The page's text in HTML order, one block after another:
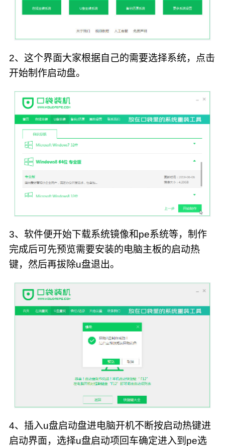
2、这个界面大家根据自己的需要选择系统，点击
开始制作启动盘。
3、软件便开始下载系统镜像和pe系统等，制作
完成后可先预览需要安装的电脑主板的启动热
键，然后再拔除u盘退出。
4、插入u盘启动盘进电脑开机不断按启动热键进
启动界面，选择u盘启动项回车确定进入到pe选